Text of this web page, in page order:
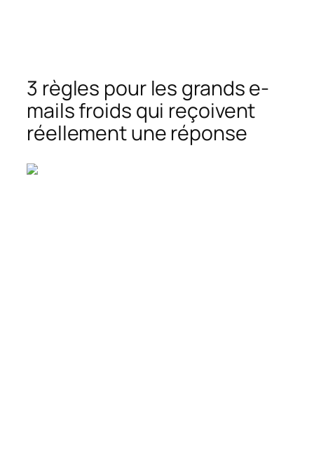
3 règles pour les grands e-
mails froids qui reçoivent
réellement une réponse